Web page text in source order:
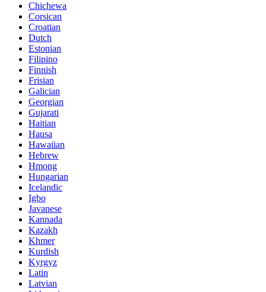
Chichewa
Corsican
Croatian
Dutch
Estonian
Filipino
Finnish
Frisian
Galician
Georgian
Gujarati
Haitian
Hausa
Hawaiian
Hebrew
Hmong
Hungarian
Icelandic
Igbo
Javanese
Kannada
Kazakh
Khmer
Kurdish
Kyrgyz
Latin
Latvian